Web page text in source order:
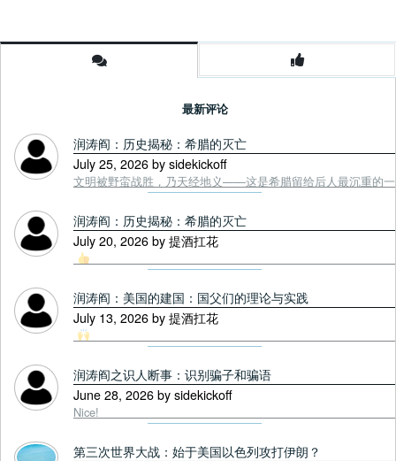
最新评论
润涛阎：历史揭秘：希腊的灭亡
July 25, 2026 by sidekickoff
文明被野蛮战胜，乃天经地义——这是希腊留给后人最沉重的
润涛阎：历史揭秘：希腊的灭亡
July 20, 2026 by 提酒扛花
润涛阎：美国的建国：国父们的理论与实践
July 13, 2026 by 提酒扛花
润涛阎之识人断事：识别骗子和骗语
June 28, 2026 by sidekickoff
Nice!
第三次世界大战：始于美国以色列攻打伊朗？